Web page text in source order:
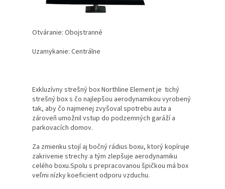
Otváranie: Obojstranné
Uzamykanie: Centrálne
Exkluzívny strešný box Northline Element je tichý
strešný box s čo najlepšou aerodynamikou vyrobený
tak, aby čo najmenej zvyšoval spotrebu auta a
zároveň umožnil vstup do podzemných garáží a
parkovacích domov.
Za zmienku stojí aj bočný rádius boxu, ktorý kopíruje
zakrivenie strechy a tým zlepšuje aerodynamiku
celého boxu.Spolu s prepracovanou špičkou má box
veľmi nízky koeficient odporu vzduchu.